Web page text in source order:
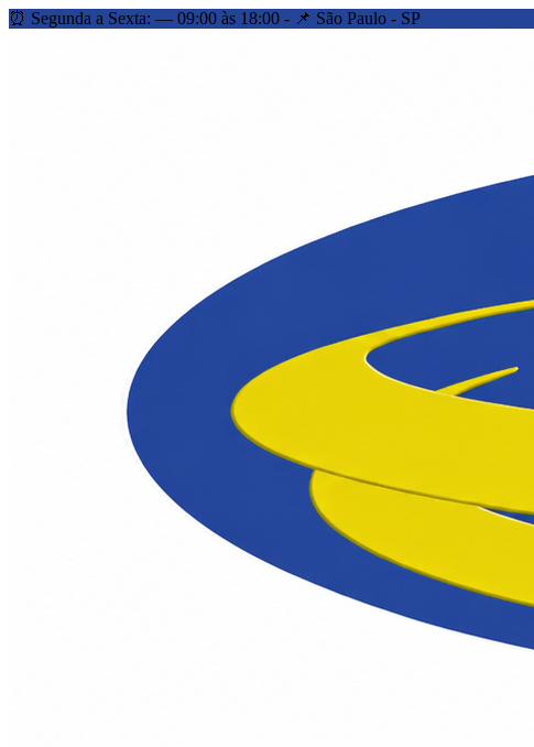
⏰ Segunda a Sexta: — 09:00 às 18:00 - 📌 São Paulo - SP